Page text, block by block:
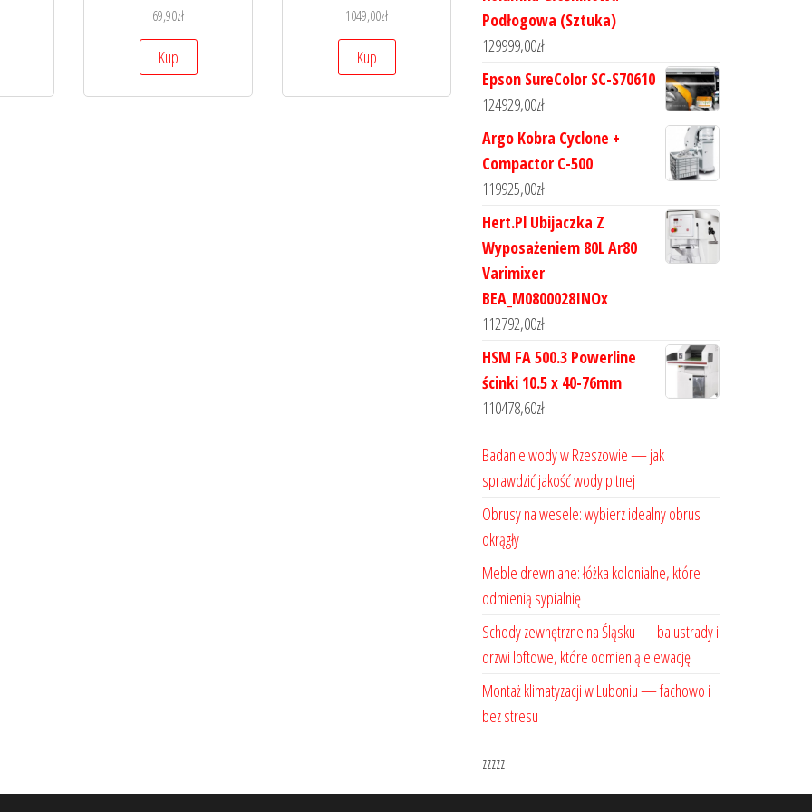
69,90zł
Kup
1049,00zł
Kup
Podłogowa (Sztuka)
129999,00zł
Epson SureColor SC-S70610
124929,00zł
Argo Kobra Cyclone +
Compactor C-500
119925,00zł
Hert.Pl Ubijaczka Z
Wyposażeniem 80L Ar80
Varimixer
BEA_M0800028INOx
112792,00zł
HSM FA 500.3 Powerline
ścinki 10.5 x 40-76mm
110478,60zł
Badanie wody w Rzeszowie — jak
sprawdzić jakość wody pitnej
Obrusy na wesele: wybierz idealny obrus
okrągły
Meble drewniane: łóżka kolonialne, które
odmienią sypialnię
Schody zewnętrzne na Śląsku — balustrady i
drzwi loftowe, które odmienią elewację
Montaż klimatyzacji w Luboniu — fachowo i
bez stresu
zzzzz